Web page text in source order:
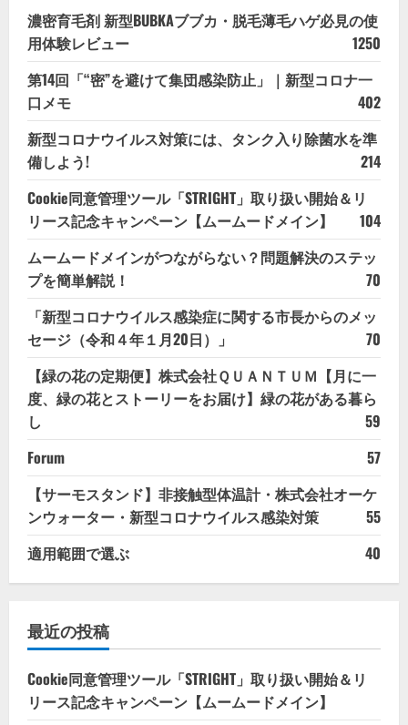
濃密育毛剤 新型BUBKAブブカ・脱毛薄毛ハゲ必見の使
用体験レビュー
1250
第14回「“密”を避けて集団感染防止」｜新型コロナ一
口メモ
402
新型コロナウイルス対策には、タンク入り除菌水を準
備しよう!
214
Cookie同意管理ツール「STRIGHT」取り扱い開始＆リ
リース記念キャンペーン【ムームードメイン】
104
ムームードメインがつながらない？問題解決のステッ
プを簡単解説！
70
「新型コロナウイルス感染症に関する市長からのメッ
セージ（令和４年１月20日）」
70
【緑の花の定期便】株式会社ＱＵＡＮＴＵＭ【月に一
度、緑の花とストーリーをお届け】緑の花がある暮ら
し
59
Forum
57
【サーモスタンド】非接触型体温計・株式会社オーケ
ンウォーター・新型コロナウイルス感染対策
55
適用範囲で選ぶ
40
最近の投稿
Cookie同意管理ツール「STRIGHT」取り扱い開始＆リ
リース記念キャンペーン【ムームードメイン】